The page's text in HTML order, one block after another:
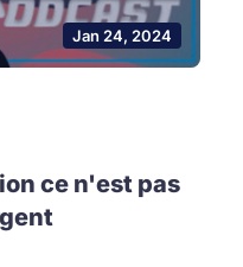
Jan 24, 2024
ce n'est pas